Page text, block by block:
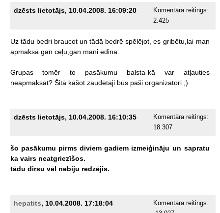
dzēsts lietotājs, 10.04.2008. 16:09:20
Komentāra reitings:
2.425
Uz tādu bedri braucot un tādā bedrē spēlējot, es gribētu,lai man
apmaksā gan ceļu,gan mani ēdina.
Grupas tomēr to pasākumu balsta-kā var
atļauties
neapmaksāt? Šitā kāšot zaudētāji būs paši organizatori ;)
dzēsts lietotājs, 10.04.2008. 16:10:35
Komentāra reitings:
18.307
šo pasākumu pirms diviem gadiem izmeiģināju un sapratu
ka vairs neatgriezīšos.
tādu dirsu vēl nebiju redzējis.
hepatits, 10.04.2008. 17:18:04
Komentāra reitings: